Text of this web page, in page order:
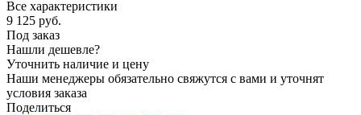
Все характеристики
9 125 руб.
Под заказ
Нашли дешевле?
Уточнить наличие и цену
Наши менеджеры обязательно свяжутся с вами и уточнят
условия заказа
Поделиться